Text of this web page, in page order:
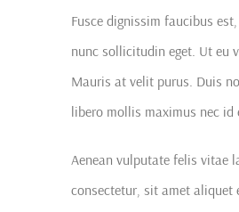
Fusce dignissim faucibus
nunc sollicitudin eget. Ut eu
Mauris at velit purus. Duis
libero mollis maximus nec id
Aenean vulputate felis vitae
consectetur, sit amet aliquet